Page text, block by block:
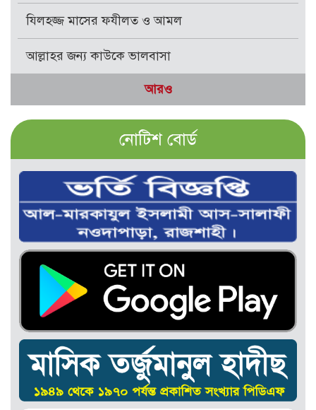
যিলহজ্জ মাসের ফযীলত ও আমল
আল্লাহর জন্য কাউকে ভালবাসা
আরও
নোটিশ বোর্ড